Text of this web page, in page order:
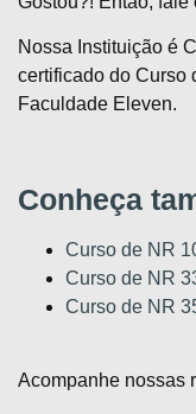
Nossa Instituição é
certificado do Curso
Faculdade Eleven.
Conheça
Curso de NR
Curso de NR
Curso de NR
Acompanhe nossas